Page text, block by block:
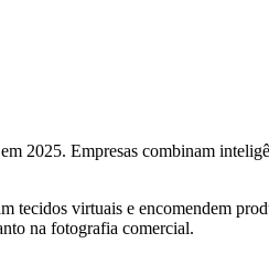
2025. Empresas combinam
tecidos virtuais e encomendem
na fotografia comercial.